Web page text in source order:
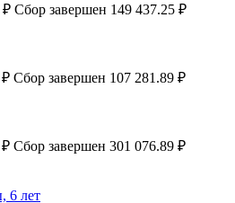
₽ Сбор завершен 149 437.25 ₽
₽ Сбор завершен 107 281.89 ₽
₽ Сбор завершен 301 076.89 ₽